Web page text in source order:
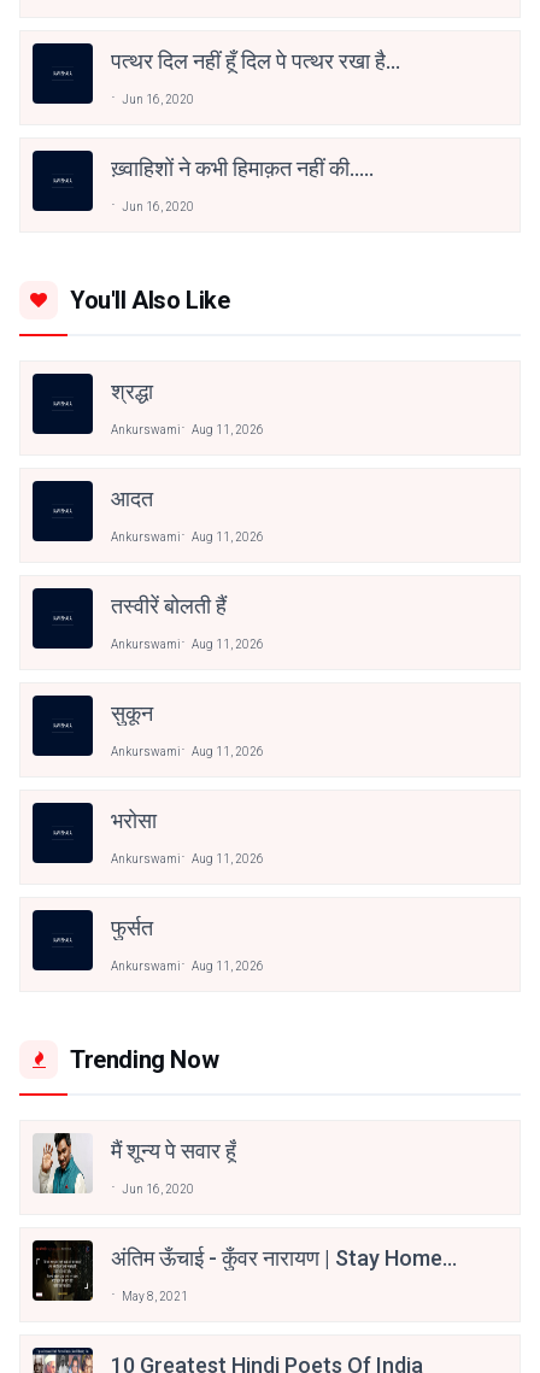
पत्थर दिल नहीं हूँ दिल पे पत्थर रखा है...
Jun 16, 2020
ख़्वाहिशों ने कभी हिमाक़त नहीं की.....
Jun 16, 2020
You'll Also Like
श्रद्धा
Ankurswami Aug 11, 2026
आदत
Ankurswami Aug 11, 2026
तस्वीरें बोलती हैं
Ankurswami Aug 11, 2026
सुकून
Ankurswami Aug 11, 2026
भरोसा
Ankurswami Aug 11, 2026
फुर्सत
Ankurswami Aug 11, 2026
Trending Now
मैं शून्य पे सवार हूँ
Jun 16, 2020
अंतिम ऊँचाई - कुँवर नारायण | Stay Home
May 8, 2021
10 Greatest Hindi Poets Of India